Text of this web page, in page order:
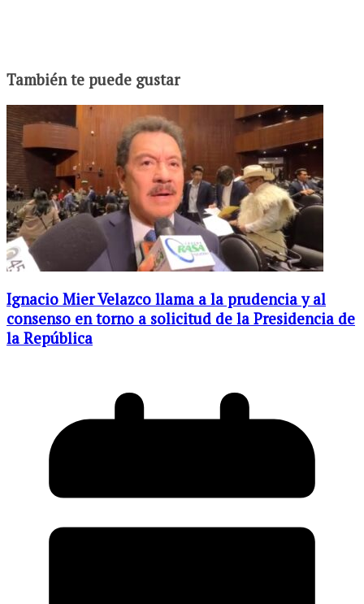
También te puede gustar
Ignacio Mier Velazco llama a la prudencia y al
consenso en torno a solicitud de la Presidencia de
la República